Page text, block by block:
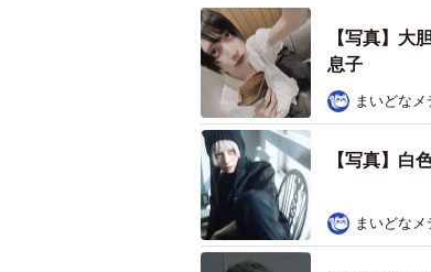
【写真】大
息子
まいどなメ
【写真】白
まいどなメ